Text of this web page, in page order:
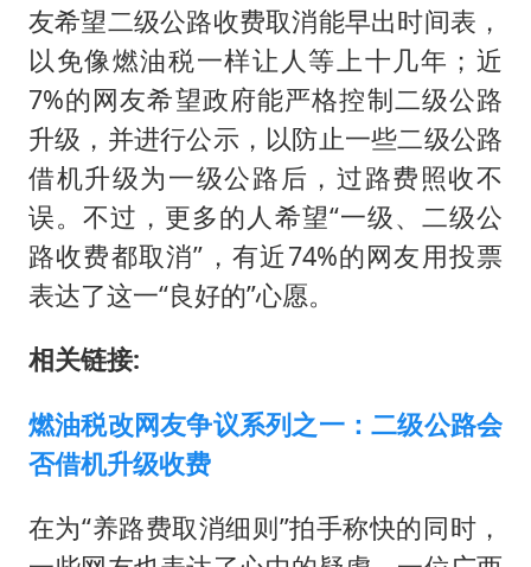
友希望二级公路收费取消能早出时间表，
以免像燃油税一样让人等上十几年；近
7%的网友希望政府能严格控制二级公路
升级，并进行公示，以防止一些二级公路
借机升级为一级公路后，过路费照收不
误。不过，更多的人希望“一级、二级公
路收费都取消”，有近74%的网友用投票
表达了这一“良好的”心愿。
相关链接:
燃油税改网友争议系列之一：二级公路会
否借机升级收费
在为“养路费取消细则”拍手称快的同时，